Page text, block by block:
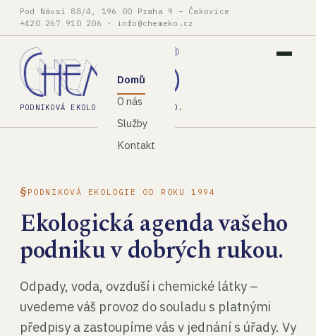
Pod Návsí 88/4, 196 00 Praha 9 – Čakovice
+420 267 910 206 · info@chemeko.cz
PODNIKOVÁ EKOLOGIE, SPOL. S R.O.
Domů
O nás
Služby
Kontakt
PODNIKOVÁ EKOLOGIE OD ROKU 1994
Ekologická agenda vašeho
podniku v dobrých rukou.
Odpady, voda, ovzduší i chemické látky –
uvedeme váš provoz do souladu s platnými
předpisy a zastoupíme vás v jednání s úřady. Vy